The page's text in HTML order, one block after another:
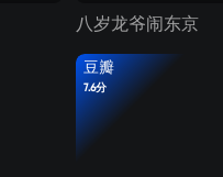
八岁龙爷闹东京
豆瓣
7.6分